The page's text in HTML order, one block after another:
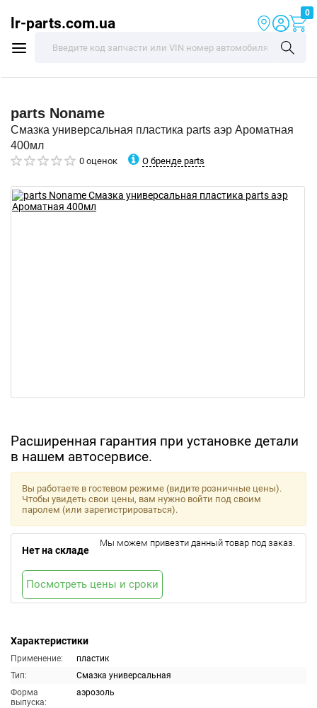
lr-parts.com.ua
0
parts Noname
Смазка универсальная пластика parts аэр Ароматная
400мл
0 оценок О бренде parts
Расширенная гарантия при установке детали
в нашем автосервисе.
Характеристики
Применение:
пластик
Тип:
Смазка универсальная
Форма
выпуска:
аэрозоль
Вы работаете в гостевом режиме (видите розничные цены).
Чтобы увидеть свои цены, вам нужно войти под своим
паролем (или зарегистрироваться).
Нет на складе
Мы можем привезти данный товар под заказ.
Посмотреть цены и сроки